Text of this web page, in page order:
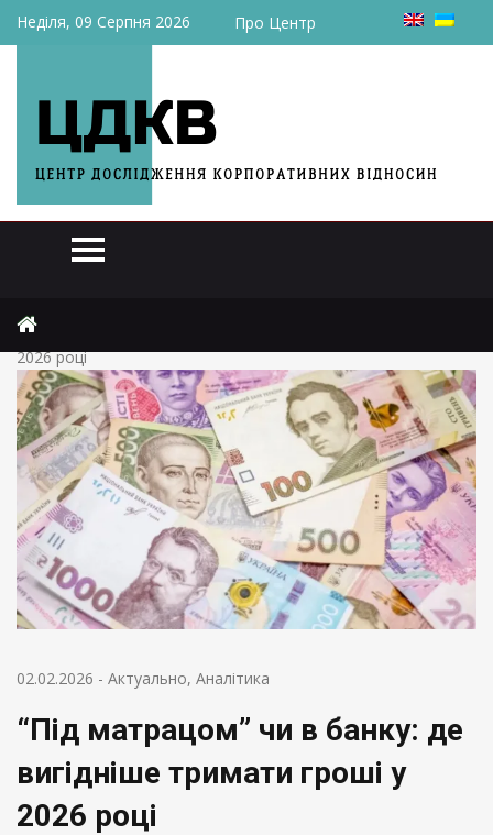
Неділя, 09 Серпня 2026 Про Центр
“Під матрацом” чи в банку: де вигідніше тримати гроші у
2026 році
02.02.2026 - Актуально, Аналітика
“Під матрацом” чи в банку: де
вигідніше тримати гроші у
2026 році